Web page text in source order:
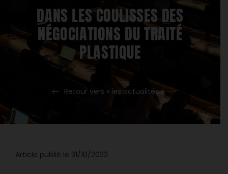
DANS LES COULISSES DES
NÉGOCIATIONS DU TRAITÉ
PLASTIQUE
Retour vers « les actualités »
Article publié le 31/10/2023